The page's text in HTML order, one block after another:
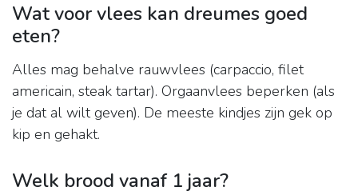
Wat voor vlees kan dreumes goed
eten?
Alles mag behalve rauwvlees (carpaccio, filet
americain, steak tartar). Orgaanvlees beperken (als
je dat al wilt geven). De meeste kindjes zijn gek op
kip en gehakt.
Welk brood vanaf 1 jaar?